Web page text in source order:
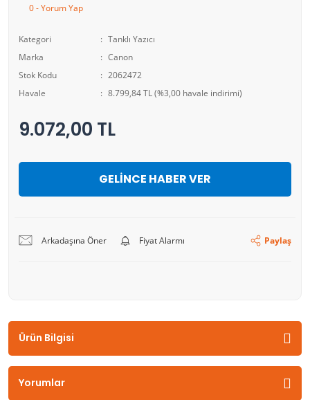
0 - Yorum Yap
Kategori
Tanklı Yazıcı
Marka
Canon
Stok Kodu
2062472
Havale
8.799,84 TL (%3,00 havale indirimi)
9.072,00 TL
GELİNCE HABER VER
Arkadaşına Öner Fiyat Alarmı Paylaş
Ürün Bilgisi
Yorumlar